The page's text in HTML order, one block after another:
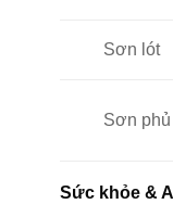
Sơn lót
Sơn phủ
Sức khỏe &